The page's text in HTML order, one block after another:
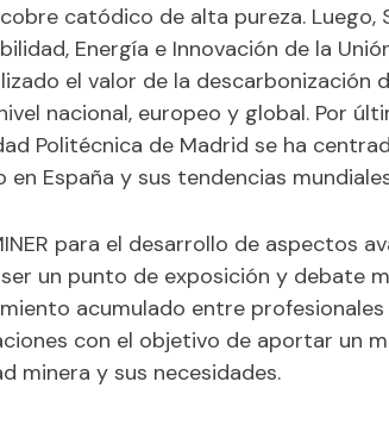
catódico de alta pureza. Luego,
Energía e Innovación de la
el valor de la descarbonización
nacional, europeo y global. Por
Politécnica de Madrid se ha
España y sus tendencias
para el desarrollo de aspectos
un punto de exposición y debate
acumulado entre
con el objetivo de aportar un
minera y sus necesidades.